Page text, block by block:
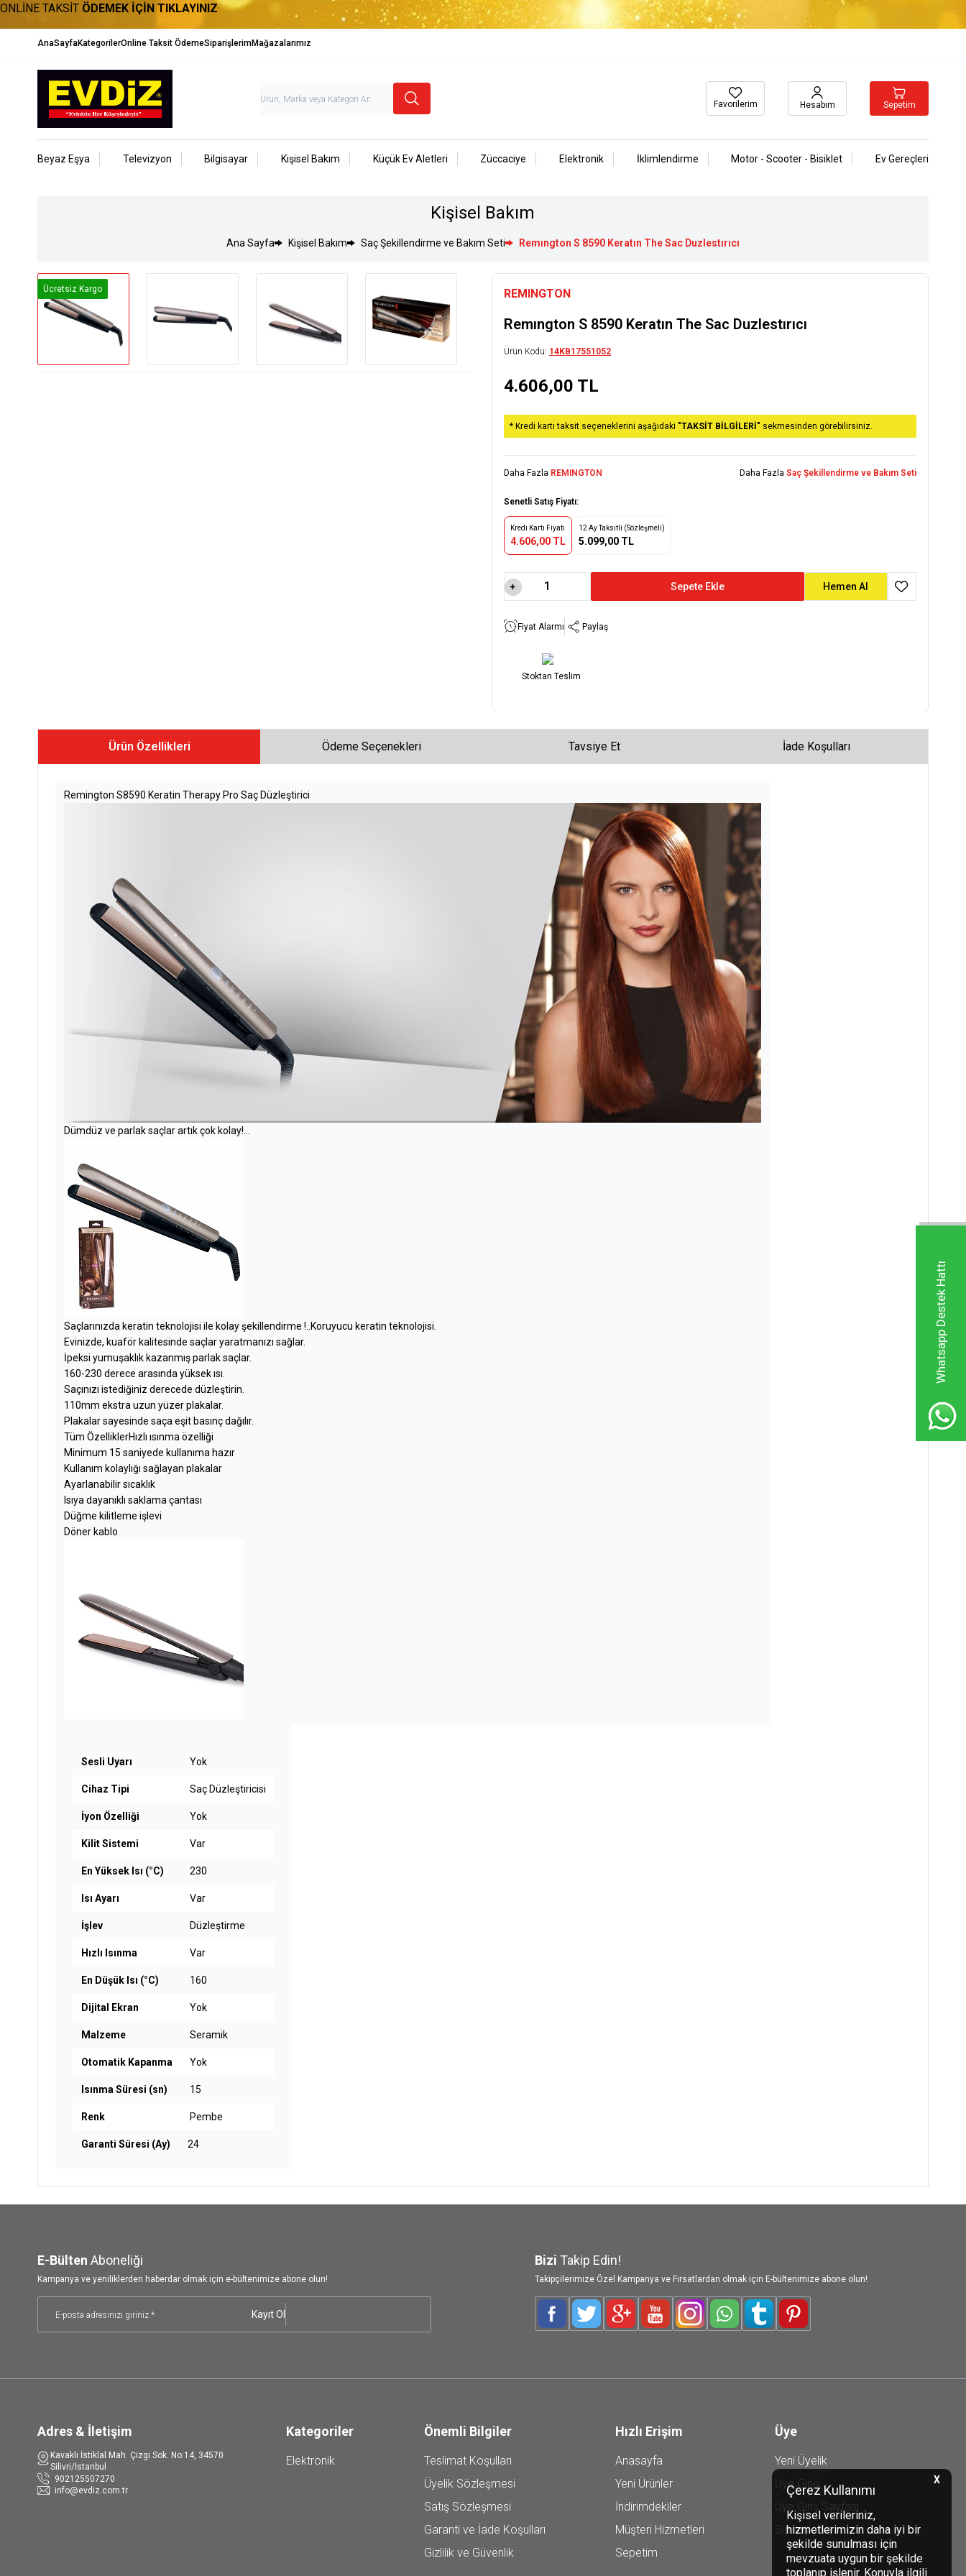
X
Çerez Kullanımı
Kişisel verileriniz,
hizmetlerimizin daha iyi bir
şekilde sunulması için
mevzuata uygun bir şekilde
toplanıp işlenir. Konuyla ilgili
Whatsapp Destek Hattı
ONLİNE TAKSİT ÖDEMEK İÇİN TIKLAYINIZ
AnaSayfaKategorilerOnline Taksit ÖdemeSiparişlerimMağazalarımız
Favorilerim Hesabım Sepetim
Beyaz Eşya Televizyon Bilgisayar Kişisel Bakım Küçük Ev Aletleri Züccaciye Elektronik İklimlendirme Motor - Scooter - Bisiklet Ev Gereçleri
Kişisel Bakım
Ana Sayfa Kişisel Bakım Saç Şekillendirme ve Bakım Seti Remıngton S 8590 Keratın The Sac Duzlestırıcı
Ücretsiz Kargo REMINGTON
Remıngton S 8590 Keratın The Sac Duzlestırıcı
Ürün Kodu: 14KB17551052
4.606,00 TL
* Kredi kartı taksit seçeneklerini aşağıdaki "TAKSİT BİLGİLERİ" sekmesinden görebilirsiniz.
Daha Fazla REMINGTON Daha Fazla Saç Şekillendirme ve Bakım Seti
Senetli Satış Fiyatı:
Kredi Kartı Fiyatı
4.606,00 TL
12 Ay Taksitli (Sözleşmeli)
5.099,00 TL
Sepete Ekle Hemen Al Favoriye Ekle
Fiyat Alarmı Paylaş
Stoktan Teslim
Ürün Özellikleri Ödeme Seçenekleri Tavsiye Et İade Koşulları
Remington S8590 Keratin Therapy Pro Saç Düzleştirici
Dümdüz ve parlak saçlar artık çok kolay!...
Saçlarınızda keratin teknolojisi ile kolay şekillendirme !.. Koruyucu keratin teknolojisi.
Evinizde, kuaför kalitesinde saçlar yaratmanızı sağlar.
İpeksi yumuşaklık kazanmış parlak saçlar.
160-230 derece arasında yüksek ısı.
Saçınızı istediğiniz derecede düzleştirin.
110mm ekstra uzun yüzer plakalar.
Plakalar sayesinde saça eşit basınç dağılır.
Tüm ÖzelliklerHızlı ısınma özelliği
Minimum 15 saniyede kullanıma hazır
Kullanım kolaylığı sağlayan plakalar
Ayarlanabilir sıcaklık
Isıya dayanıklı saklama çantası
Düğme kilitleme işlevi
Döner kablo
Sesli Uyarı Yok
Cihaz Tipi Saç Düzleştiricisi
İyon Özelliği Yok
Kilit Sistemi Var
En Yüksek Isı (°C) 230
Isı Ayarı Var
İşlev Düzleştirme
Hızlı Isınma Var
En Düşük Isı (°C) 160
Dijital Ekran Yok
Malzeme Seramik
Otomatik Kapanma Yok
Isınma Süresi (sn) 15
Renk Pembe
Garanti Süresi (Ay) 24
E-Bülten Aboneliği
Kampanya ve yeniliklerden haberdar olmak için e-bültenimize abone olun!
Kayıt Ol
Bizi Takip Edin!
Takipçilerimize Özel Kampanya ve Fırsatlardan olmak için E-bültenimize abone olun!
FacebookTwitterGoogle-PlusYoutubeInstagramWhatsAppTumblrPinterest
Adres & İletişim
Kavaklı İstiklal Mah. Çizgi Sok. No:14, 34570
Silivri/İstanbul
902125507270
info@evdiz.com.tr
Kategoriler
Elektronik
Önemli Bilgiler
Teslimat Koşulları
Üyelik Sözleşmesi
Satış Sözleşmesi
Garanti ve İade Koşulları
Gizlilik ve Güvenlik
Hızlı Erişim
Anasayfa
Yeni Ürünler
İndirimdekiler
Müşteri Hizmetleri
Sepetim
Üye
Yeni Üyelik
Üye Girişi
Üye Giriş Sayfası
Siparişlerim